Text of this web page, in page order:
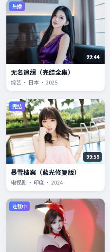
热播
99:44
无名追缉（完结全集）
综艺 · 日本 · 2025
完结
99:59
暴雪档案（蓝光修复版）
电视剧 · 印度 · 2024
连载中